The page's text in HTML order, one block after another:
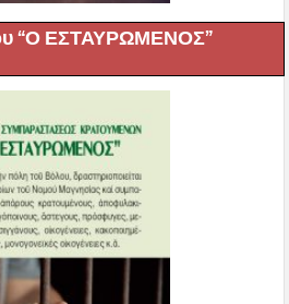
“Ο ΕΣΤΑΥΡΩΜΕΝΟΣ”